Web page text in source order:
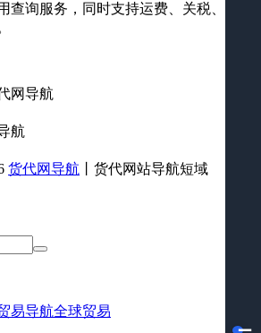
查询服务，同时支持运费、关税、海关
货代网导航 丨货代网站导航短域
易导航全球贸易